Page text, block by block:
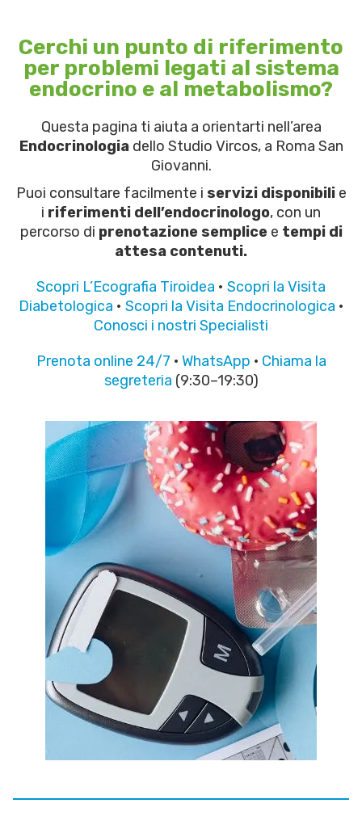
Cerchi un punto di riferimento
per problemi legati al sistema
endocrino e al metabolismo?
Questa pagina ti aiuta a orientarti nell’area
Endocrinologiadello Studio Vircos, a Roma San
Giovanni.
Puoi consultare facilmente i servizi disponibilie
i riferimenti dell’endocrinologo, con un
percorso di prenotazione semplicee tempi di
attesa contenuti.
Scopri L’Ecografia Tiroidea • Scopri la Visita
Diabetologica • Scopri la Visita Endocrinologica •
Conosci i nostri Specialisti
Prenota online 24/7 · WhatsApp · Chiama la
segreteria (9:30–19:30)